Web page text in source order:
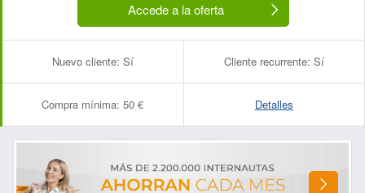
Accede a la oferta
Nuevo cliente: Sí Cliente recurrente: Sí
Compra mínima: 50 € Detalles